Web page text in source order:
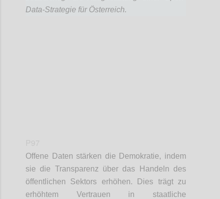
Data-Strategie für Österreich.
Offene Daten stärken die Demokratie, indem
sie die Transparenz über das Handeln des
öffentlichen Sektors erhöhen. Dies trägt zu
erhöhtem Vertrauen in staatliche